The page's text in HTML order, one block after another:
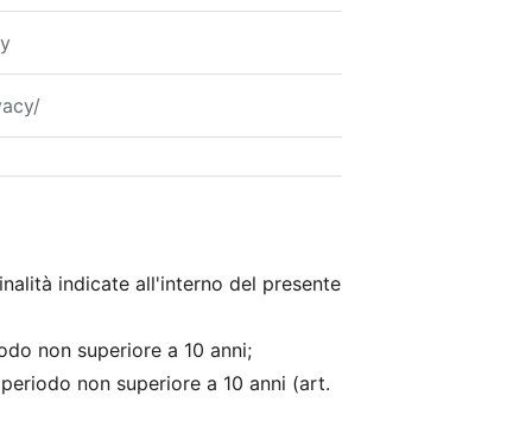
indicate all'interno del presente
non superiore a 10 anni;
non superiore a 10 anni (art.